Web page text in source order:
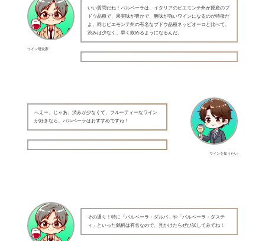
ワイン研究家
いい質問だね！バルベーラは、イタリアのピエモンテ州が原産のブ
ドウ品種で、果実味が豊かで、酸味が強いワインになるのが特徴だ
よ。同じピエモンテ州の有名なブドウ品種ネッビオーロと比べて、
渋みは少なく、早く飲めるようになるんだ。
ワインを知りたい
へえー、じゃあ、渋みが少なくて、フルーティーなワイン
が好きなら、バルベーラはおすすめですね！
その通り！特に「バルベーラ・ダルバ」や「バルベーラ・ダステ
ィ」といった銘柄は有名なので、見かけたらぜひ試してみてね！